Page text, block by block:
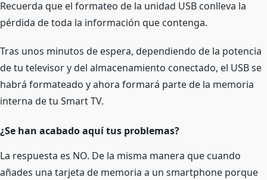
Recuerda que el formateo de la unidad USB conlleva la
pérdida de toda la información que contenga.
Tras unos minutos de espera, dependiendo de la potencia
de tu televisor y del almacenamiento conectado, el USB se
habrá formateado y ahora formará parte de la memoria
interna de tu Smart TV.
¿Se han acabado aquí tus problemas?
La respuesta es NO. De la misma manera que cuando
añades una tarjeta de memoria a un smartphone porque